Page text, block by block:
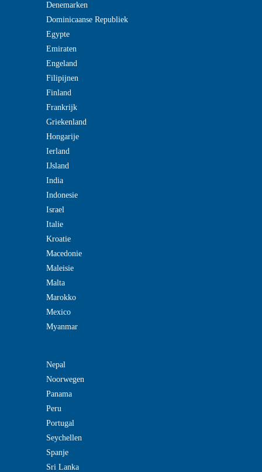
Denemarken
Dominicaanse Republiek
Egypte
Emiraten
Engeland
Filipijnen
Finland
Frankrijk
Griekenland
Hongarije
Ierland
IJsland
India
Indonesie
Israel
Italie
Kroatie
Macedonie
Maleisie
Malta
Marokko
Mexico
Myanmar
Nepal
Noorwegen
Panama
Peru
Portugal
Seychellen
Spanje
Sri Lanka